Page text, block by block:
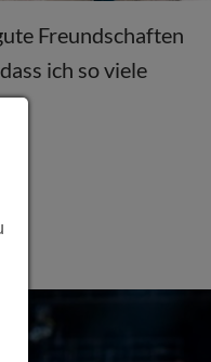
Freundschaften
ich so viele